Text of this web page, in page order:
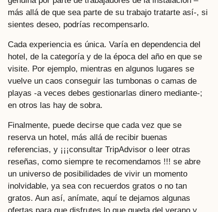
más allá de que sea parte de su trabajo tratarte así-, si
sientes deseo, podrías recompensarlo.
Cada experiencia es única. Varía en dependencia del
hotel, de la categoría y de la época del año en que se
visite. Por ejemplo, mientras en algunos lugares se
vuelve un caos conseguir las tumbonas o camas de
playas -a veces debes gestionarlas dinero mediante-;
en otros las hay de sobra.
Finalmente, puede decirse que cada vez que se
reserva un hotel, más allá de recibir buenas
referencias, y ¡¡¡consultar TripAdvisor o leer otras
reseñas, como siempre te recomendamos !!! se abre
un universo de posibilidades de vivir un momento
inolvidable, ya sea con recuerdos gratos o no tan
gratos. Aun así, anímate, aquí te dejamos algunas